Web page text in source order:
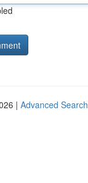
| Advanced Search